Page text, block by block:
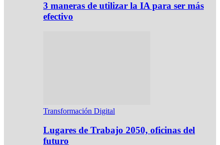
3 maneras de utilizar la IA para ser más
efectivo
Transformación Digital
Lugares de Trabajo 2050, oficinas del
futuro